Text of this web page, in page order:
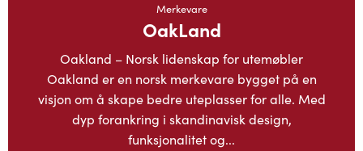
Merkevare
OakLand
Oakland – Norsk lidenskap for utemøbler
Oakland er en norsk merkevare bygget på en
visjon om å skape bedre uteplasser for alle. Med
dyp forankring i skandinavisk design,
funksjonalitet og...